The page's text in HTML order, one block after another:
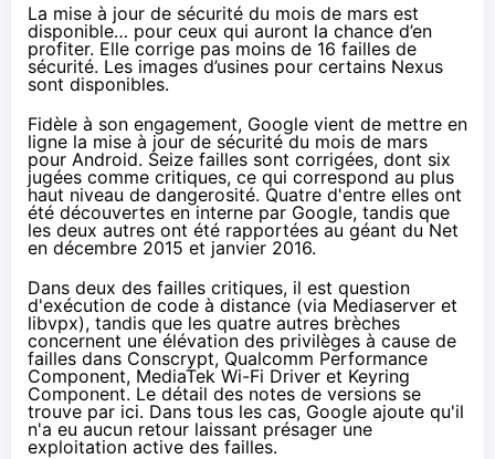
La mise à jour de sécurité du mois de mars est
disponible… pour ceux qui auront la chance d’en
profiter. Elle corrige pas moins de 16 failles de
sécurité. Les images d’usines pour certains Nexus
sont disponibles.
Fidèle à son engagement, Google vient de mettre en
ligne la mise à jour de sécurité du mois de mars
pour Android. Seize failles sont corrigées, dont six
jugées comme critiques, ce qui correspond au plus
haut niveau de dangerosité. Quatre d'entre elles ont
été découvertes en interne par Google, tandis que
les deux autres ont été rapportées au géant du Net
en décembre 2015 et janvier 2016.
Dans deux des failles critiques, il est question
d'exécution de code à distance (via Mediaserver et
libvpx), tandis que les quatre autres brèches
concernent une élévation des privilèges à cause de
failles dans Conscrypt, Qualcomm Performance
Component, MediaTek Wi-Fi Driver et Keyring
Component. Le détail des notes de versions se
trouve par ici. Dans tous les cas, Google ajoute qu'il
n'a eu aucun retour laissant présager une
exploitation active des failles.